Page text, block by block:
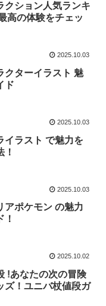
クション人気ランキ
高の体験をチェッ
2025.10.03
クターイラスト 魅
ド
2025.10.03
イラスト で魅力を
！
2025.10.03
アポケモン の魅力
！
2025.10.02
!あなたの次の冒険
ズ！ユニバ杖値段ガ